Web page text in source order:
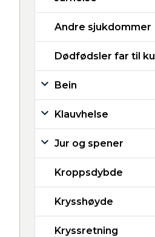
Andre sjukdommer
Dødfødsler far til ku
Bein
Klauvhelse
Jur og spener
Kroppsdybde
Krysshøyde
Kryssretning